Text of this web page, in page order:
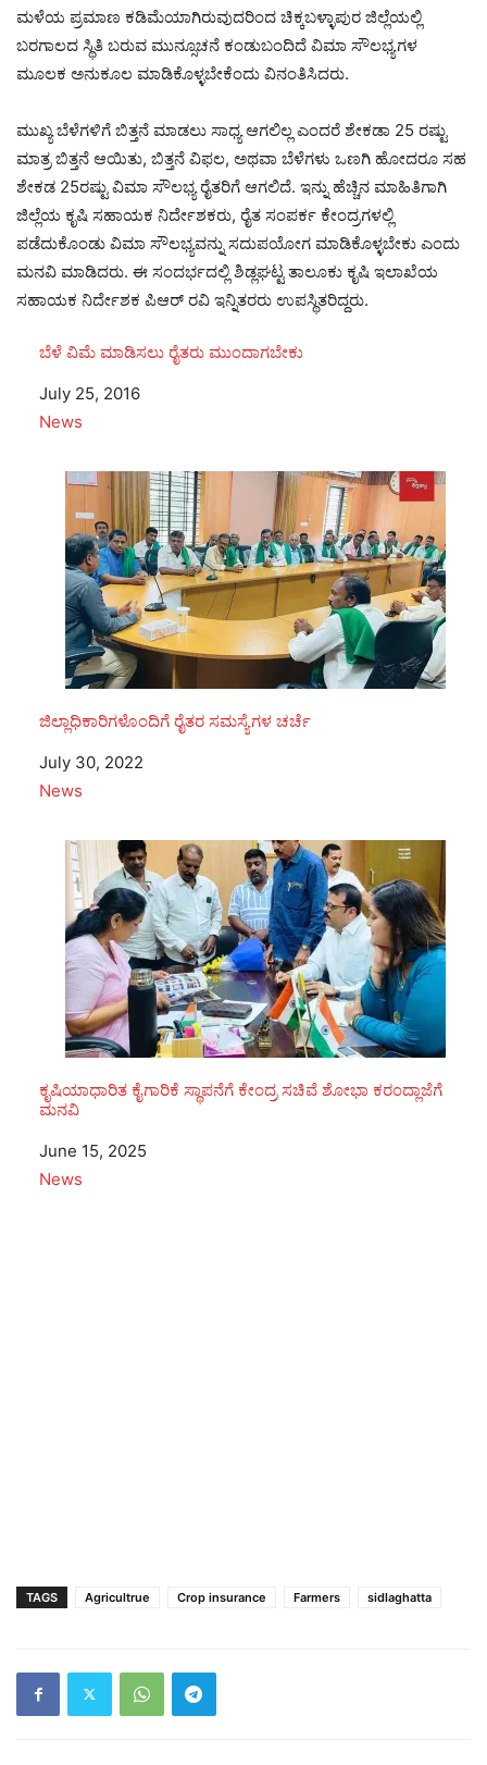
ಮಳೆಯ ಪ್ರಮಾಣ ಕಡಿಮೆಯಾಗಿರುವುದರಿಂದ ಚಿಕ್ಕಬಳ್ಳಾಪುರ ಜಿಲ್ಲೆಯಲ್ಲಿ
ಬರಗಾಲದ ಸ್ಥಿತಿ ಬರುವ ಮುನ್ಸೂಚನೆ ಕಂಡುಬಂದಿದೆ ವಿಮಾ ಸೌಲಭ್ಯಗಳ
ಮೂಲಕ ಅನುಕೂಲ ಮಾಡಿಕೊಳ್ಳಬೇಕೆಂದು ವಿನಂತಿಸಿದರು.
ಮುಖ್ಯ ಬೆಳೆಗಳಿಗೆ ಬಿತ್ತನೆ ಮಾಡಲು ಸಾಧ್ಯ ಆಗಲಿಲ್ಲ ಎಂದರೆ ಶೇಕಡಾ 25 ರಷ್ಟು
ಮಾತ್ರ ಬಿತ್ತನೆ ಆಯಿತು, ಬಿತ್ತನೆ ವಿಫಲ, ಅಥವಾ ಬೆಳೆಗಳು ಒಣಗಿ ಹೋದರೂ ಸಹ
ಶೇಕಡ 25ರಷ್ಟು ವಿಮಾ ಸೌಲಭ್ಯ ರೈತರಿಗೆ ಆಗಲಿದೆ. ಇನ್ನು ಹೆಚ್ಚಿನ ಮಾಹಿತಿಗಾಗಿ
ಜಿಲ್ಲೆಯ ಕೃಷಿ ಸಹಾಯಕ ನಿರ್ದೇಶಕರು, ರೈತ ಸಂಪರ್ಕ ಕೇಂದ್ರಗಳಲ್ಲಿ
ಪಡೆದುಕೊಂಡು ವಿಮಾ ಸೌಲಭ್ಯವನ್ನು ಸದುಪಯೋಗ ಮಾಡಿಕೊಳ್ಳಬೇಕು ಎಂದು
ಮನವಿ ಮಾಡಿದರು. ಈ ಸಂದರ್ಭದಲ್ಲಿ ಶಿಡ್ಲಘಟ್ಟ ತಾಲೂಕು ಕೃಷಿ ಇಲಾಖೆಯ
ಸಹಾಯಕ ನಿರ್ದೇಶಕ ಪಿಆರ್ ರವಿ ಇನ್ನಿತರರು ಉಪಸ್ಥಿತರಿದ್ದರು.
ಬೆಳೆ ವಿಮೆ ಮಾಡಿಸಲು ರೈತರು ಮುಂದಾಗಬೇಕು
Date
July 25, 2016
In relation to
News
ಜಿಲ್ಲಾಧಿಕಾರಿಗಳೊಂದಿಗೆ ರೈತರ ಸಮಸ್ಯೆಗಳ ಚರ್ಚೆ
Date
July 30, 2022
In relation to
News
ಕೃಷಿಯಾಧಾರಿತ ಕೈಗಾರಿಕೆ ಸ್ಥಾಪನೆಗೆ ಕೇಂದ್ರ ಸಚಿವೆ ಶೋಭಾ ಕರಂದ್ಲಾಜೆಗೆ
ಮನವಿ
Date
June 15, 2025
In relation to
News
TAGS Agricultrue Crop insurance Farmers sidlaghatta